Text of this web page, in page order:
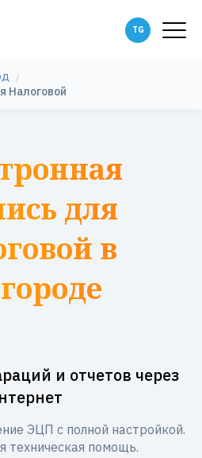
Налоговой
для
в
и отчетов через
ЭЦП с полной настройкой.
техническая помощь.